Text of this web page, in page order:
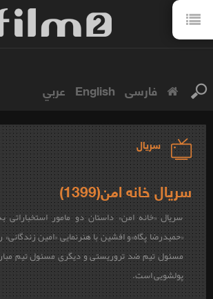
فارسی English عربي
سریال
سریال خانه امن(1399)
سریال «خانه امن» داستان دو مامور استخباراتی
«حمیدرضا پگاه»و افشین با هنرنمایی «امین
مسئول تیم ضد تروریستی و دیگری مسئول تیم
پولشویی است.